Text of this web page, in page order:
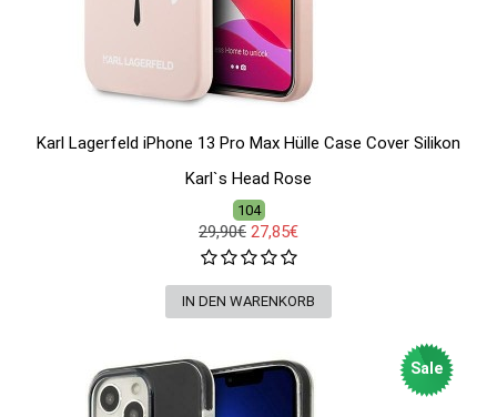
Karl Lagerfeld iPhone 13 Pro Max Hülle Case Cover Silikon
Karl`s Head Rose
104
29,90€ 27,85€
Sale